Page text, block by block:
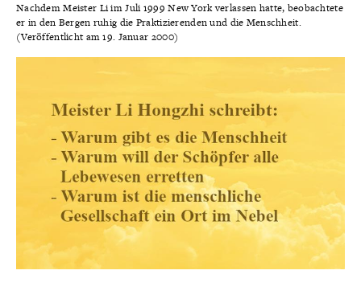
Nachdem Meister Li im Juli 1999 New York verlassen hatte, beobachtete
er in den Bergen ruhig die Praktizierenden und die Menschheit.
(Veröffentlicht am 19. Januar 2000)